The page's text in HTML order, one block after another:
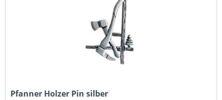
Pfanner Holzer Pin silber